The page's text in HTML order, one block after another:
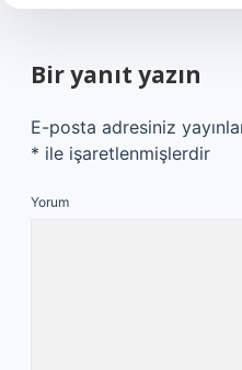
Bir yanıt yazın
E-posta adresiniz
* ile işaretlenmişlerdir
Yorum